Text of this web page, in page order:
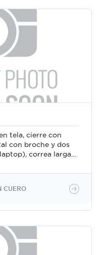
tela, cierre con
con broche y dos
correa larga
mano con un
se fusionan técnicas
y la
CUERO